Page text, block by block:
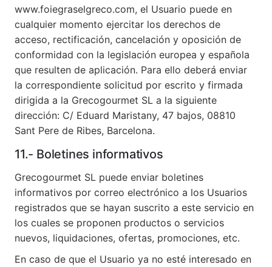
www.foiegraselgreco.com, el Usuario puede en
cualquier momento ejercitar los derechos de
acceso, rectificación, cancelación y oposición de
conformidad con la legislación europea y española
que resulten de aplicación. Para ello deberá enviar
la correspondiente solicitud por escrito y firmada
dirigida a la Grecogourmet SL a la siguiente
dirección: C/ Eduard Maristany, 47 bajos, 08810
Sant Pere de Ribes, Barcelona.
11.- Boletines informativos
Grecogourmet SL puede enviar boletines
informativos por correo electrónico a los Usuarios
registrados que se hayan suscrito a este servicio en
los cuales se proponen productos o servicios
nuevos, liquidaciones, ofertas, promociones, etc.
En caso de que el Usuario ya no esté interesado en